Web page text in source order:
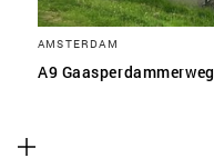
AMSTERDAM
A9 Gaasperdammerweg